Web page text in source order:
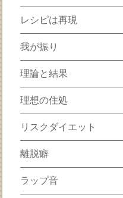
レシピは再現
我が振り
理論と結果
理想の住処
リスクダイエット
離脱癖
ラップ音